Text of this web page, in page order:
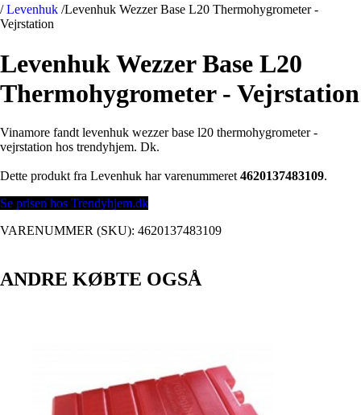
/ Levenhuk /Levenhuk Wezzer Base L20 Thermohygrometer -
Vejrstation
Levenhuk Wezzer Base L20
Thermohygrometer - Vejrstation
Vinamore fandt levenhuk wezzer base l20 thermohygrometer -
vejrstation hos trendyhjem. Dk.
Dette produkt fra Levenhuk har varenummeret 4620137483109.
Se prisen hos Trendyhjem.dk
VARENUMMER (SKU): 4620137483109
ANDRE KØBTE OGSÅ